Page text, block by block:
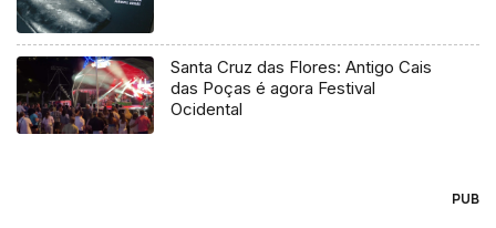
Santa Cruz das Flores: Antigo Cais
das Poças é agora Festival
Ocidental
PUB